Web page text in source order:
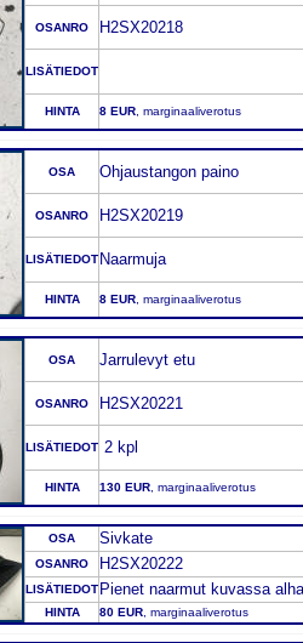
OSANRO H2SX20218
LISÄTIEDOT
HINTA 8 EUR , marginaaliverotus
OSA Ohjaustangon paino
OSANRO H2SX20219
LISÄTIEDOT Naarmuja
HINTA 8 EUR , marginaaliverotus
OSA Jarrulevyt etu
OSANRO H2SX20221
LISÄTIEDOT 2 kpl
HINTA 130 EUR , marginaaliverotus
OSA Sivkate
OSANRO H2SX20222
LISÄTIEDOT Pienet naarmut kuvassa
HINTA 80 EUR , marginaaliverotus